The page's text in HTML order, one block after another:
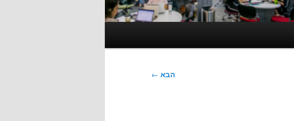
הבא ←